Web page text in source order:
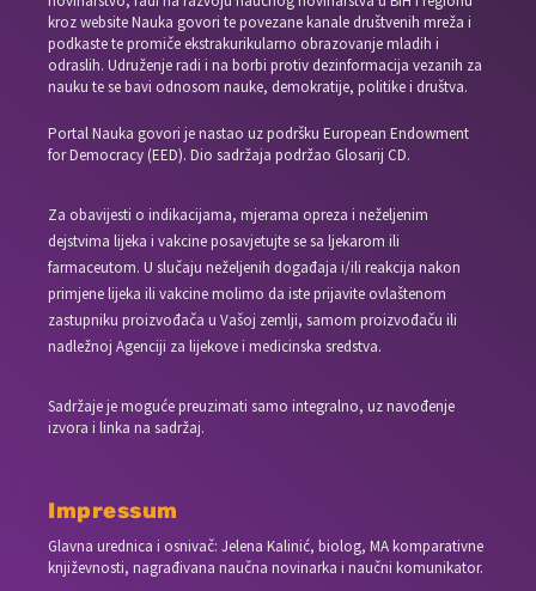
kroz website Nauka govori te povezane kanale društvenih mreža i
podkaste te promiče ekstrakurikularno obrazovanje mladih i
odraslih. Udruženje radi i na borbi protiv dezinformacija vezanih za
nauku te se bavi odnosom nauke, demokratije, politike i društva.
Portal Nauka govori je nastao uz podršku European Endowment
for Democracy (EED). Dio sadržaja podržao Glosarij CD.
Za obavijesti o indikacijama, mjerama opreza i neželjenim
dejstvima lijeka i vakcine posavjetujte se sa ljekarom ili
farmaceutom. U slučaju neželjenih događaja i/ili reakcija nakon
primjene lijeka ili vakcine molimo da iste prijavite ovlaštenom
zastupniku proizvođača u Vašoj zemlji, samom proizvođaču ili
nadležnoj Agenciji za lijekove i medicinska sredstva.
Sadržaje je moguće preuzimati samo integralno, uz navođenje
izvora i linka na sadržaj.
Impressum
Glavna urednica i osnivač: Jelena Kalinić, biolog, MA komparativne
književnosti, nagrađivana naučna novinarka i naučni komunikator.